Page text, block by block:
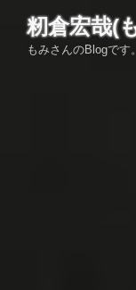
籾倉宏哉(
もみさんのBlogで